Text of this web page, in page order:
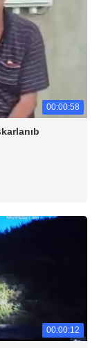
00:00:58
00:00:12